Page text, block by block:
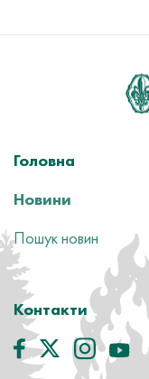
Головна
Новини
Пошук новин
Контакти